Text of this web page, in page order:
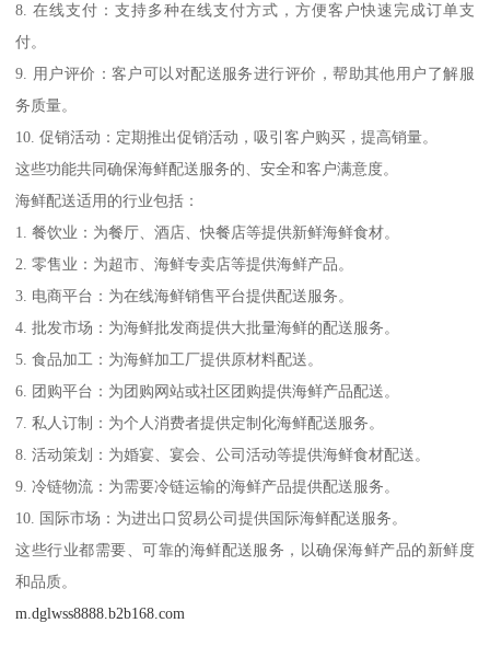
8. 在线支付：支持多种在线支付方式，方便客户快速完成订单支
付。
9. 用户评价：客户可以对配送服务进行评价，帮助其他用户了解服
务质量。
10. 促销活动：定期推出促销活动，吸引客户购买，提高销量。
这些功能共同确保海鲜配送服务的、安全和客户满意度。
海鲜配送适用的行业包括：
1. 餐饮业：为餐厅、酒店、快餐店等提供新鲜海鲜食材。
2. 零售业：为超市、海鲜专卖店等提供海鲜产品。
3. 电商平台：为在线海鲜销售平台提供配送服务。
4. 批发市场：为海鲜批发商提供大批量海鲜的配送服务。
5. 食品加工：为海鲜加工厂提供原材料配送。
6. 团购平台：为团购网站或社区团购提供海鲜产品配送。
7. 私人订制：为个人消费者提供定制化海鲜配送服务。
8. 活动策划：为婚宴、宴会、公司活动等提供海鲜食材配送。
9. 冷链物流：为需要冷链运输的海鲜产品提供配送服务。
10. 国际市场：为进出口贸易公司提供国际海鲜配送服务。
这些行业都需要、可靠的海鲜配送服务，以确保海鲜产品的新鲜度
和品质。
m.dglwss8888.b2b168.com